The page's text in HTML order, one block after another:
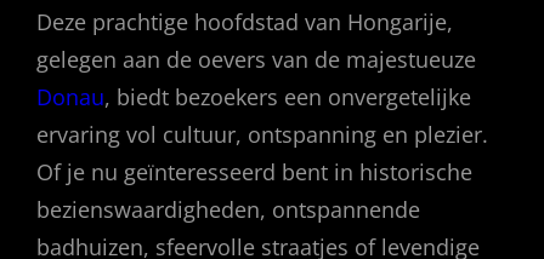
Deze prachtige hoofdstad van Hongarije,
gelegen aan de oevers van de majestueuze
Donau, biedt bezoekers een onvergetelijke
ervaring vol cultuur, ontspanning en plezier.
Of je nu geïnteresseerd bent in historische
bezienswaardigheden, ontspannende
badhuizen, sfeervolle straatjes of levendige